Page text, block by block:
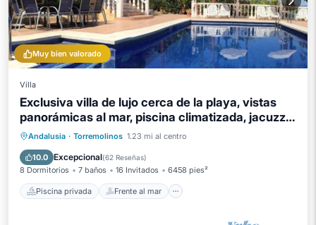
Muy bien valorado
Villa
Exclusiva villa de lujo cerca de la playa, vistas
panorámicas al mar, piscina climatizada, jacuzzi
wifi
Andalusia · Torremolinos 1.23 mi al centro
10.0 Excepcional(62 Reseñas)
8 Dormitorios 7 baños 16 Invitados 6458 pies²
Piscina privada Frente al mar
Piscina privada
Frente al mar
Bañera de hidromasaje